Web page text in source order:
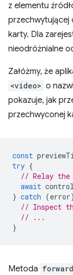
z elementu
przechwytującej
karty. Dla
nieodróżnialne
Załóżmy, że
<video> o
pokazuje, jak
przechwyconej
const
try {
// Relay
await
} catch (error)
// Inspect
// ...
}
Metoda